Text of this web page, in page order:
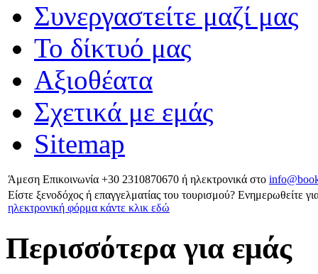
Συνεργαστείτε μαζί μας
Το δίκτυό μας
Αξιοθέατα
Σχετικά με εμάς
Sitemap
Άμεση Επικοινωνία +30 2310870670 ή ηλεκτρονικά στο
Είστε ξενοδόχος ή επαγγελματίας του τουρισμού? Ενημερωθείτε
ηλεκτρονική φόρμα κάντε κλικ εδώ
Περισσότερα για εμάς